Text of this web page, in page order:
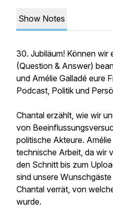
Show Notes
30. Jubiläum! Können wir
(Question & Answer)
und Amélie Galladé eure
Podcast, Politik und
Chantal erzählt, wie wir
von
politische Akteure.
technische Arbeit, da wir
den Schnitt bis zum
sind unsere
Chantal verrät, von
wurde.